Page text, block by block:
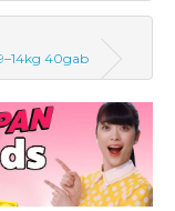
40gab